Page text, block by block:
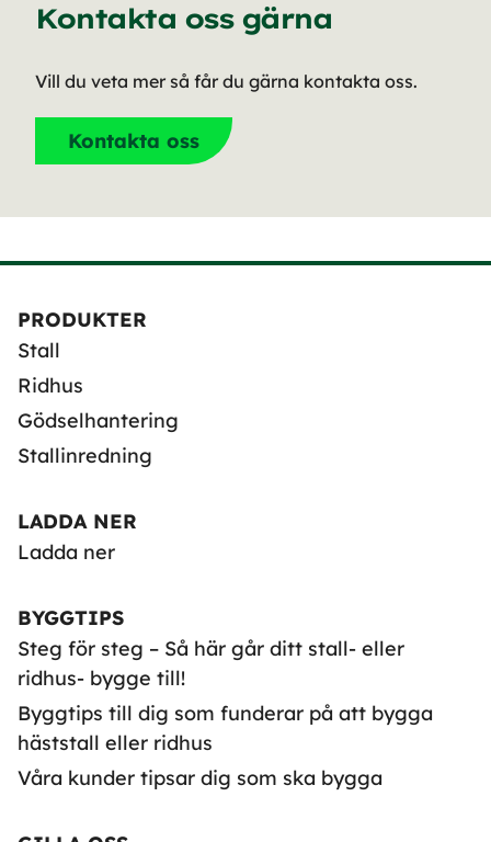
Kontakta oss gärna
Vill du veta mer så får du gärna kontakta oss.
Kontakta oss
PRODUKTER
Stall
Ridhus
Gödselhantering
Stallinredning
LADDA NER
Ladda ner
BYGGTIPS
Steg för steg – Så här går ditt stall- eller
ridhus- bygge till!
Byggtips till dig som funderar på att bygga
häststall eller ridhus
Våra kunder tipsar dig som ska bygga